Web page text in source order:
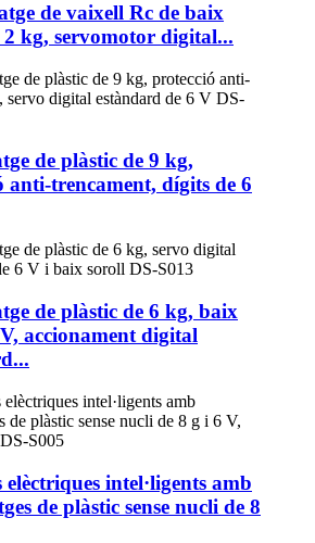
de vaixell Rc de baix
2 kg, servomotor digital...
de plàstic de 9 kg,
anti-trencament, dígits de 6
de plàstic de 6 kg, baix
accionament digital
elèctriques intel·ligents amb
de plàstic sense nucli de 8